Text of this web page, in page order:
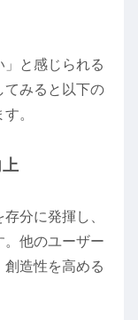
」と感じられる
てみると以下の
。
分に発揮し、
。他のユーザー
造性を高める